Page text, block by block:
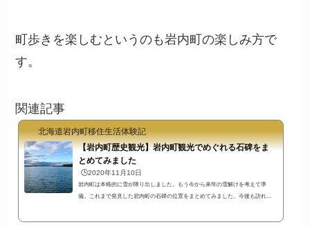
町歩きを楽しむというのも岩内町の楽しみ方で
す。
関連記事
北海道岩内町移住生活体験記
【岩内町歴史観光】岩内町観光でめぐれる石碑をま
とめてみました
🕒️2020年11月10日
岩内町は本格的に雪が降り出しました。もう今から来年の雪解けを考えて準
備。これまで発見した岩内町の石碑の位置をまとめてみました。今後も訪れた